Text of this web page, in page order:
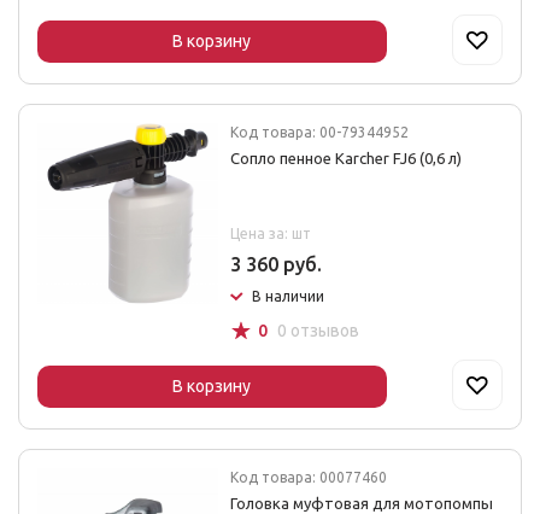
В корзину
Код товара: 00-79344952
Сопло пенное Karcher FJ6 (0,6 л)
Цена за: шт
3 360 руб.
В наличии
☆ 0 0 отзывов
В корзину
Код товара: 00077460
Головка муфтовая для мотопомпы